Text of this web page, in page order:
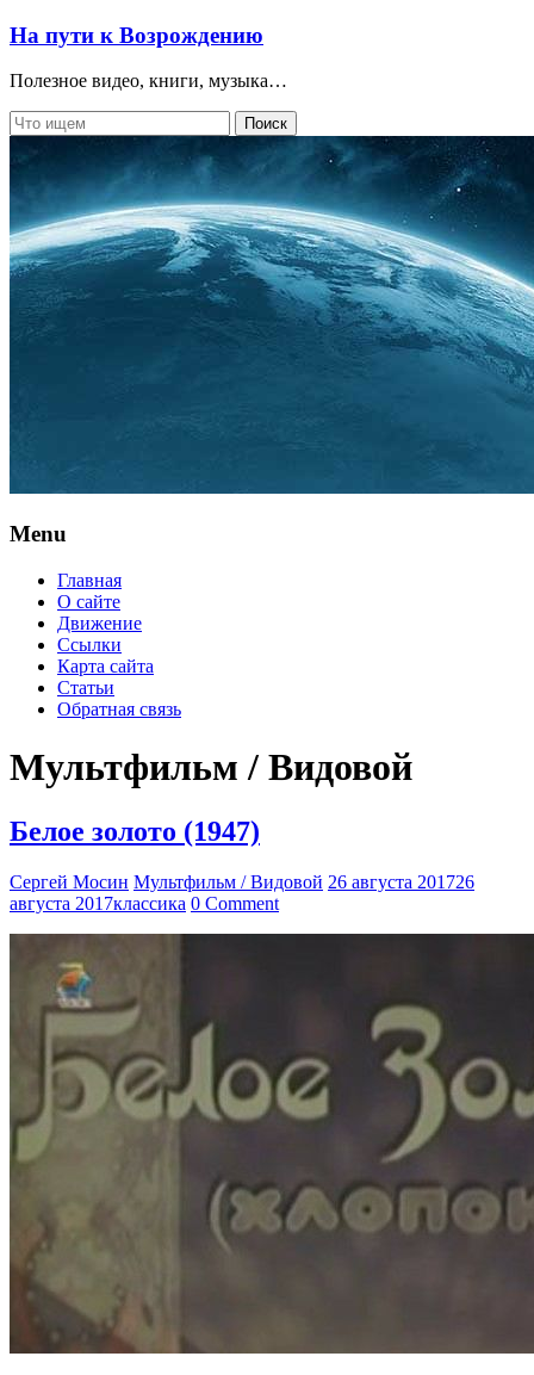
На пути к Возрождению
Полезное видео, книги, музыка…
Menu
Главная
О сайте
Движение
Ссылки
Карта сайта
Статьи
Обратная связь
Мультфильм / Видовой
Белое золото (1947)
Сергей Мосин Мультфильм / Видовой 26 августа 201726
августа 2017классика 0 Comment